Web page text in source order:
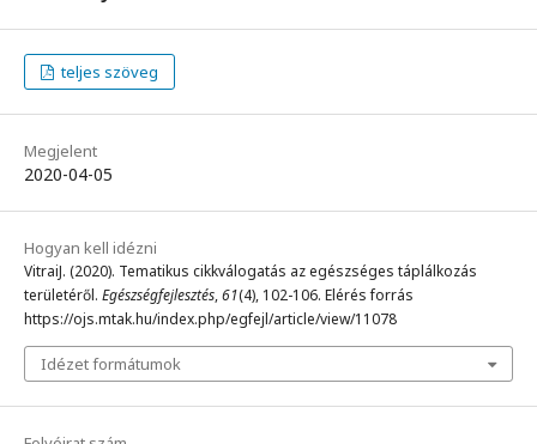
teljes szöveg
Megjelent
2020-04-05
Hogyan kell idézni
VitraiJ. (2020). Tematikus cikkválogatás az egészséges táplálkozás
területéről. Egészségfejlesztés,61(4), 102-106. Elérés forrás
https://ojs.mtak.hu/index.php/egfejl/article/view/11078
Idézet formátumok